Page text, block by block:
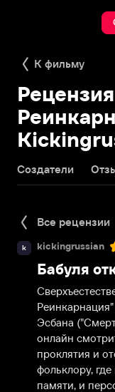
К фильму
Создатели
Все рецензии
k kickingrussian
Бабуля
Эсбана
онлайн
проклятия и
фольклору,
памяти, и